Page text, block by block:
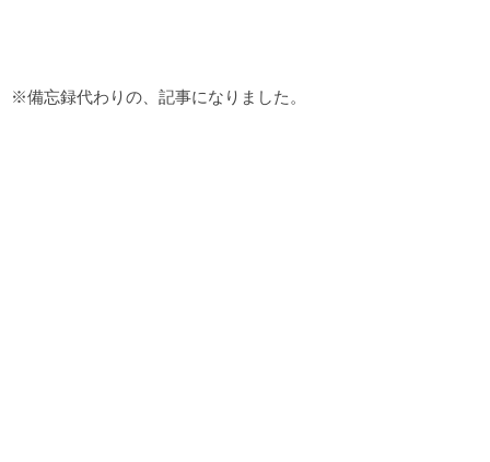
※備忘録代わりの、記事になりました。